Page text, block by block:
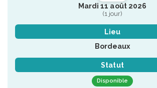
Mardi 11 août 2026
(1 jour)
Lieu
Bordeaux
Statut
Disponible